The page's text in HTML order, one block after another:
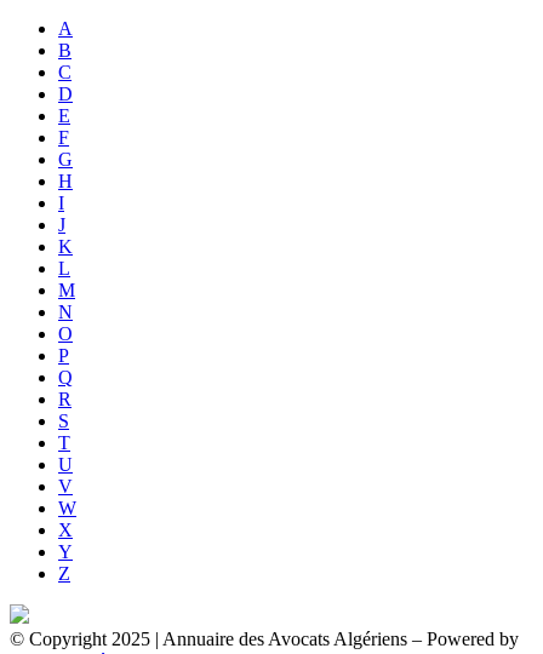
A
B
C
D
E
F
G
H
I
J
K
L
M
N
O
P
Q
R
S
T
U
V
W
X
Y
Z
© Copyright 2025 | Annuaire des Avocats Algériens – Powered by